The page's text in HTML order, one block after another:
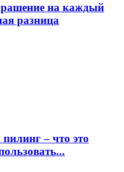
на каждый
разница
– что это